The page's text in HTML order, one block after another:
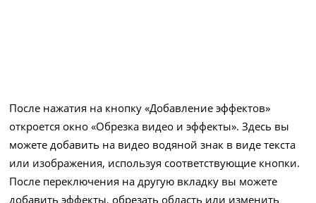
После нажатия на кнопку «Добавление эффектов»
откроется окно «Обрезка видео и эффекты». Здесь вы
можете добавить на видео водяной знак в виде текста
или изображения, используя соответствующие кнопки.
После переключения на другую вкладку вы можете
добавить эффекты, обрезать область или изменить